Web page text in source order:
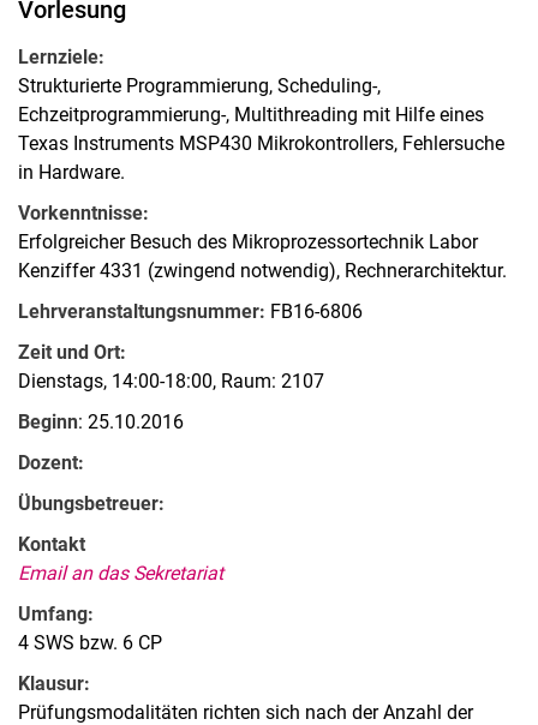
Vorlesung
Lernziele:
Strukturierte Programmierung, Scheduling-,
Echzeitprogrammierung-, Multithreading mit Hilfe eines
Texas Instruments MSP430 Mikrokontrollers, Fehlersuche
in Hardware.
Vorkenntnisse:
Erfolgreicher Besuch des Mikroprozessortechnik Labor
Kenziffer 4331 (zwingend notwendig), Rechnerarchitektur.
Lehrveranstaltungsnummer: FB16-6806
Zeit und Ort:
Dienstags, 14:00-18:00, Raum: 2107
Beginn: 25.10.2016
Dozent:
Übungsbetreuer:
Kontakt
Email an das Sekretariat
Umfang:
4 SWS bzw. 6 CP
Klausur:
Prüfungsmodalitäten richten sich nach der Anzahl der